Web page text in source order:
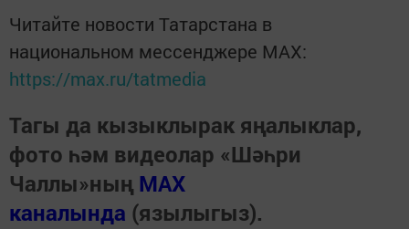
Читайте новости Татарстана в
национальном мессенджере MАХ:
https://max.ru/tatmedia
Тагы да кызыклырак яңалыклар,
фото һәм видеолар «Шәһри
Чаллы»ның MAX
каналында (язылыгыз).